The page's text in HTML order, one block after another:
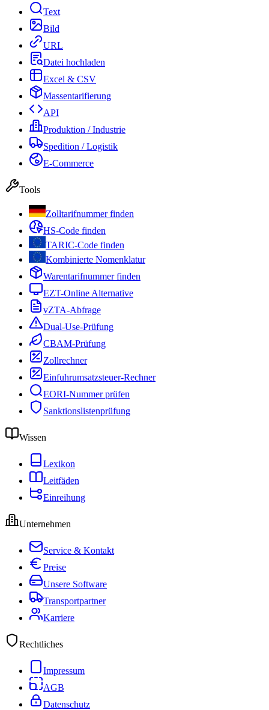
Text
Bild
URL
Datei hochladen
Excel & CSV
Massentarifierung
API
Produktion / Industrie
Spedition / Logistik
E-Commerce
Tools
Zolltarifnummer finden
HS-Code finden
TARIC-Code finden
Kombinierte Nomenklatur
Warentarifnummer finden
EZT-Online Alternative
vZTA-Abfrage
Dual-Use-Prüfung
CBAM-Prüfung
Zollrechner
Einfuhrumsatzsteuer-Rechner
EORI-Nummer prüfen
Sanktionslistenprüfung
Wissen
Lexikon
Leitfäden
Einreihung
Unternehmen
Service & Kontakt
Preise
Unsere Software
Transportpartner
Karriere
Rechtliches
Impressum
AGB
Datenschutz